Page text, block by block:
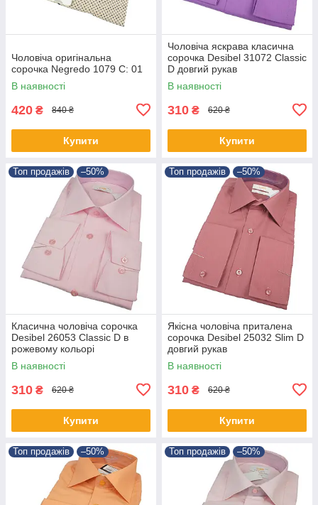
Чоловіча оригінальна
сорочка Negredo 1079 C: 01
В наявності
420 ₴ 840 ₴
Купити
Чоловіча яскрава класична
сорочка Desibel 31072 Classic
D довгий рукав
В наявності
310 ₴ 620 ₴
Купити
Топ продажів –50%
Класична чоловіча сорочка
Desibel 26053 Classic D в
рожевому кольорі
В наявності
310 ₴ 620 ₴
Купити
Топ продажів –50%
Якісна чоловіча приталена
сорочка Desibel 25032 Slim D
довгий рукав
В наявності
310 ₴ 620 ₴
Купити
Топ продажів –50% Топ продажів –50%